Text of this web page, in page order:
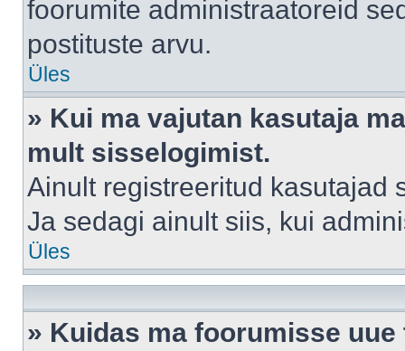
foorumite administraatoreid
postituste arvu.
Üles
» Kui ma vajutan kasutaja
mult sisselogimist.
Ainult registreeritud kasutajad
Ja sedagi ainult siis, kui
Üles
» Kuidas ma foorumisse uue